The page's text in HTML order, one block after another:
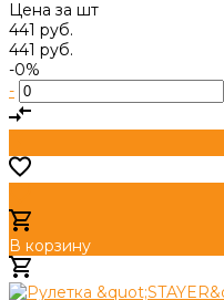
Цена за шт
441 руб.
441 руб.
-0%
-
В корзину